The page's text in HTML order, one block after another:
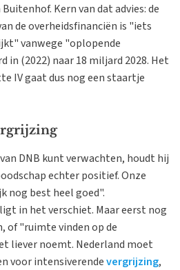
Kern van dat advies: de
de overheidsfinanciën is "iets
vanwege "oplopende
in (2022) naar 18 miljard 2028. Het
IV gaat dus nog een staartje
DNB kunt verwachten, houdt hij
echter positief. Onze
nog best heel goed".
in het verschiet. Maar eerst nog
of "ruimte vinden op de
liever noemt. Nederland moet
voor intensiverendevergrijzing,